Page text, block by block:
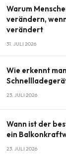
Warum
verändern,
verändert
31. JULI 2026
Wie erkennt
23. JULI 2026
Wann ist der
ein
23. JULI 2026